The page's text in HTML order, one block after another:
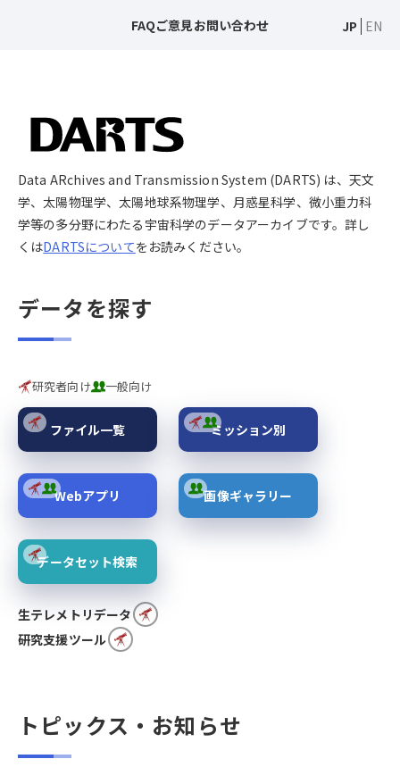
FAQご意見お問い合わせ JP EN
Data ARchives and Transmission System (DARTS) は、天文
学、太陽物理学、太陽地球系物理学、月惑星科学、微小重力科
学等の多分野にわたる宇宙科学のデータアーカイブです。詳し
くはDARTSについてをお読みください。
データを探す
研究者向け 一般向け
ファイル一覧 ミッション別
Webアプリ 画像ギャラリー
データセット検索
生テレメトリデータ
研究支援ツール
トピックス・お知らせ